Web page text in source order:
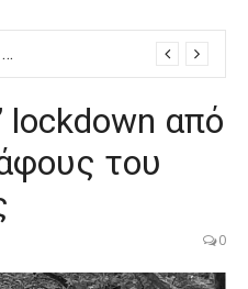
Η ΣΑΕΚ Έδεσσας στην εκδήλωση “Μαγειρεύουμε στις ρίζες μας”
lockdown από
του
0